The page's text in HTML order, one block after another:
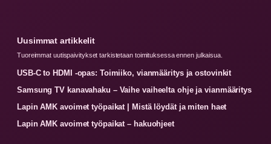
Uusimmat artikkelit
Tuoreimmat uutispaivitykset tarkistetaan toimituksessa ennen julkaisua.
USB-C to HDMI -opas: Toimiiko, vianmääritys ja ostovinkit
Samsung TV kanavahaku – Vaihe vaiheelta ohje ja vianmääritys
Lapin AMK avoimet työpaikat | Mistä löydät ja miten haet
Lapin AMK avoimet työpaikat – hakuohjeet